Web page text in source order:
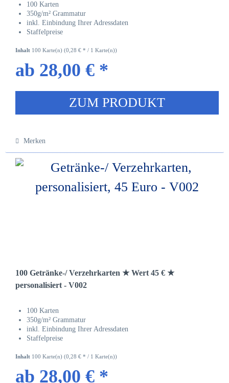
100 Karten
350g/m² Grammatur
inkl. Einbindung Ihrer Adressdaten
Staffelpreise
Inhalt 100 Karte(n) (0,28 € * / 1 Karte(n))
ab 28,00 € *
ZUM PRODUKT
Merken
100 Getränke-/ Verzehrkarten ★ Wert 45 € ★
personalisiert - V002
100 Karten
350g/m² Grammatur
inkl. Einbindung Ihrer Adressdaten
Staffelpreise
Inhalt 100 Karte(n) (0,28 € * / 1 Karte(n))
ab 28,00 € *